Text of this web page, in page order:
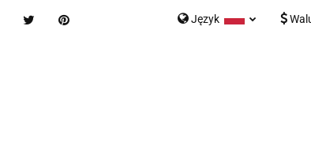
Język
Bestsellery Kontakt Formularz